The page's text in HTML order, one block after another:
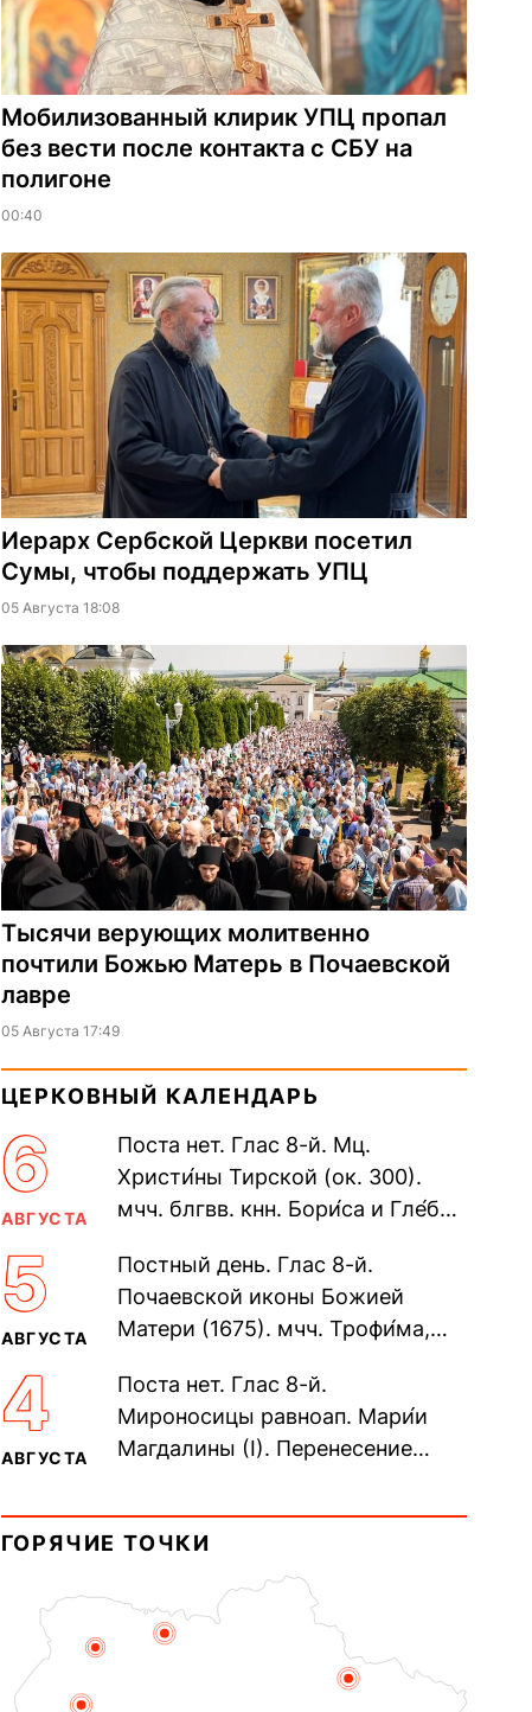
Мобилизованный клирик УПЦ пропал
без вести после контакта с СБУ на
полигоне
00:40
Иерарх Сербской Церкви посетил
Сумы, чтобы поддержать УПЦ
05 Августа 18:08
Тысячи верующих молитвенно
почтили Божью Матерь в Почаевской
лавре
05 Августа 17:49
ЦЕРКОВНЫЙ КАЛЕНДАРЬ
6
АВГУСТА
Поста нет. Глас 8-й. Мц.
Христи́ны Тирской (ок. 300).
мчч. блгвв. кнн. Бори́са и Гле́ба,
Дави́да (1015). Прп....
5
АВГУСТА
Постный день. Глас 8-й.
Почаевской иконы Божией
Матери (1675). мчч. Трофи́ма,
мучеников (284–305). прав.
воина Фео́дора...
4
АВГУСТА
Поста нет. Глас 8-й.
Мироносицы равноап. Мари́и
Магдалины (I). Перенесение
Синопского (403–404). Прп.
Корни́лия...
ГОРЯЧИЕ ТОЧКИ